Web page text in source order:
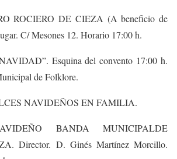
ROCIERO DE CIEZA (A beneficio de
C/ Mesones 12. Horario 17:00 h.
Esquina del convento 17:00 h.
de Folklore.
NAVIDEÑOS EN FAMILIA.
BANDA MUNICIPALDE
Director. D. Ginés Martínez Morcillo.